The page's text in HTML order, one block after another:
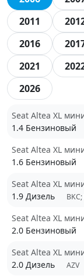
2011
2016
2021
2026
Seat Altea XL
1.4 Бензиновый
Seat Altea XL
1.6 Бензиновый
Seat Altea XL
1.9 Дизель BKC;
Seat Altea XL
2.0 Бензиновый
Seat Altea XL
2.0 Дизель AZV